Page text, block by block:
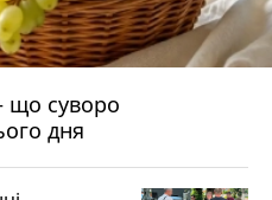
що суворо
дня